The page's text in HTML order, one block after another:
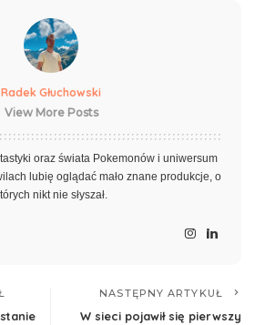
Radek Głuchowski
View More Posts
oraz świata Pokemonów i uniwersum
lubię oglądać mało znane produkcje, o
nikt nie słyszał.
NASTĘPNY ARTYKUŁ
W sieci pojawił się pierwszy